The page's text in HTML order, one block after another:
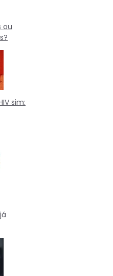
ou
sim: